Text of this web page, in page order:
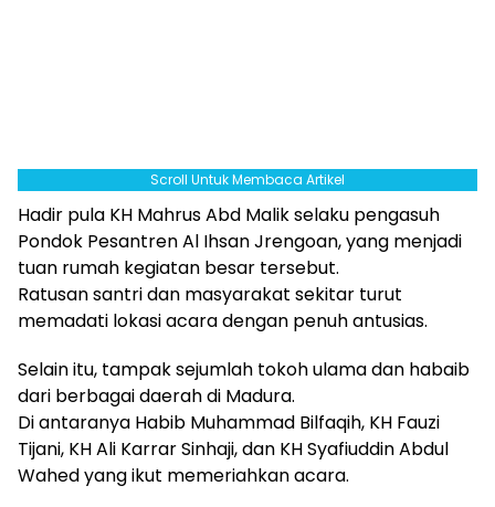
Scroll Untuk Membaca Artikel
Hadir pula KH Mahrus Abd Malik selaku pengasuh
Pondok Pesantren Al Ihsan Jrengoan, yang menjadi
tuan rumah kegiatan besar tersebut.
Ratusan santri dan masyarakat sekitar turut
memadati lokasi acara dengan penuh antusias.
Selain itu, tampak sejumlah tokoh ulama dan habaib
dari berbagai daerah di Madura.
Di antaranya Habib Muhammad Bilfaqih, KH Fauzi
Tijani, KH Ali Karrar Sinhaji, dan KH Syafiuddin Abdul
Wahed yang ikut memeriahkan acara.